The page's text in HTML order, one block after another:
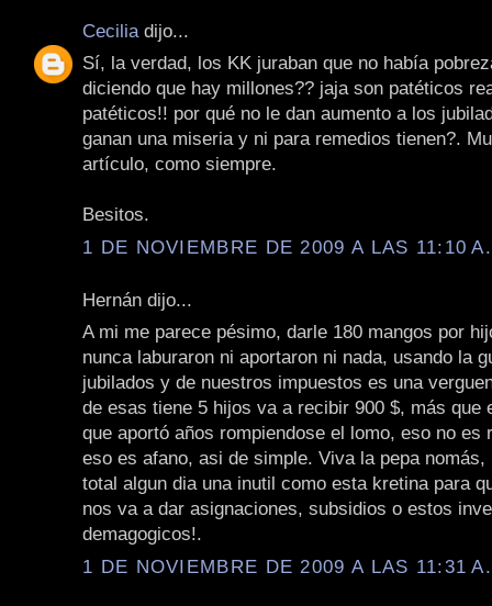
Cecilia dijo...
Sí, la verdad, los KK juraban que no había
diciendo que hay millones?? jaja son patéticos
patéticos!! por qué no le dan aumento a los
ganan una miseria y ni para remedios tienen?.
artículo, como siempre.
Besitos.
1 DE NOVIEMBRE DE 2009 A LAS 11:10
Hernán dijo...
A mi me parece pésimo, darle 180 mangos por
nunca laburaron ni aportaron ni nada, usando la
jubilados y de nuestros impuestos es una
de esas tiene 5 hijos va a recibir 900 $, más que
que aportó años rompiendose el lomo, eso no es
eso es afano, asi de simple. Viva la pepa nomás,
total algun dia una inutil como esta kretina para
nos va a dar asignaciones, subsidios o estos
demagogicos!.
1 DE NOVIEMBRE DE 2009 A LAS 11:31